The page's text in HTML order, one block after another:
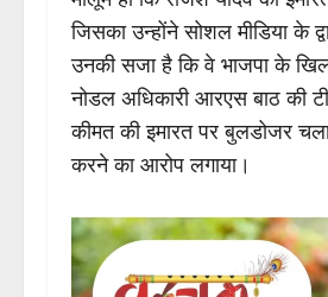
जिसका उन्होंने सोशल मीडिया के
उनकी सजा है कि वे भाजपा के
नोडल अधिकारी आरएस बाठ की
कीमत की इमारत पर बुलडोजर
करने का आरोप लगाया।